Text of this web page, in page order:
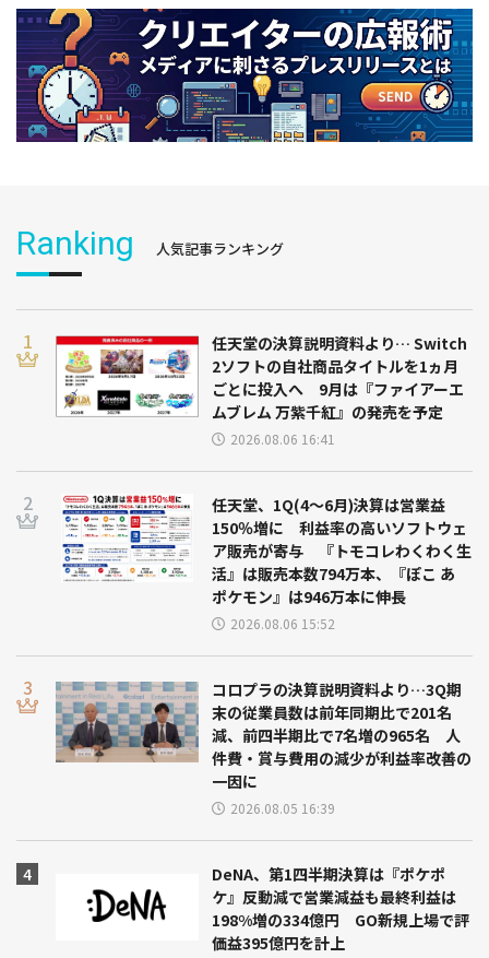
Ranking 人気記事ランキング
任天堂の決算説明資料より… Switch
2ソフトの自社商品タイトルを1ヵ月
ごとに投入へ 9月は『ファイアーエ
ムブレム 万紫千紅』の発売を予定
2026.08.06 16:41
任天堂、1Q(4～6月)決算は営業益
150％増に 利益率の高いソフトウェ
ア販売が寄与 『トモコレわくわく生
活』は販売本数794万本、『ぽこ あ
ポケモン』は946万本に伸長
2026.08.06 15:52
コロプラの決算説明資料より…3Q期
末の従業員数は前年同期比で201名
減、前四半期比で7名増の965名 人
件費・賞与費用の減少が利益率改善の
一因に
2026.08.05 16:39
DeNA、第1四半期決算は『ポケポ
ケ』反動減で営業減益も最終利益は
198%増の334億円 GO新規上場で評
価益395億円を計上